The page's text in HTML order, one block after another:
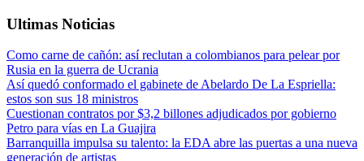
Ultimas Noticias
Como carne de cañón: así reclutan a colombianos para pelear por
Rusia en la guerra de Ucrania
Así quedó conformado el gabinete de Abelardo De La Espriella:
estos son sus 18 ministros
Cuestionan contratos por $3,2 billones adjudicados por gobierno
Petro para vías en La Guajira
Barranquilla impulsa su talento: la EDA abre las puertas a una nueva
generación de artistas